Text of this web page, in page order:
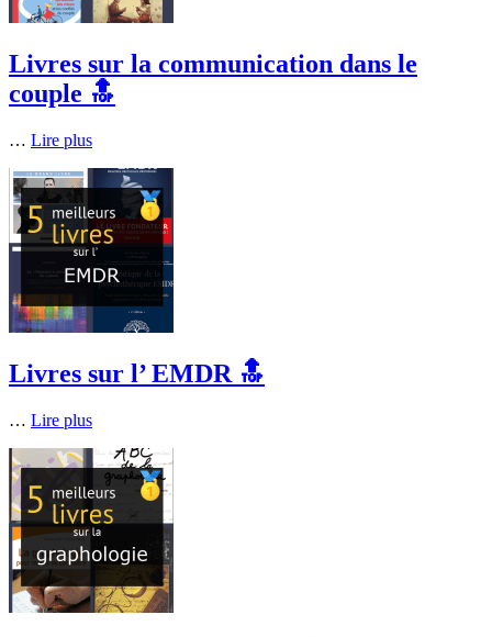
Livres sur la communication dans le
couple 🔝
… Lire plus
Livres sur l’ EMDR 🔝
… Lire plus